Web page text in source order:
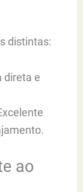
distintas:
direta e
ao